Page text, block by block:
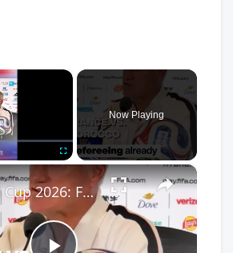
×
Fullscreen
Now Playing
×
World Cup 2026: France-Morocco refereeing already sparks debate as Deschamps responds